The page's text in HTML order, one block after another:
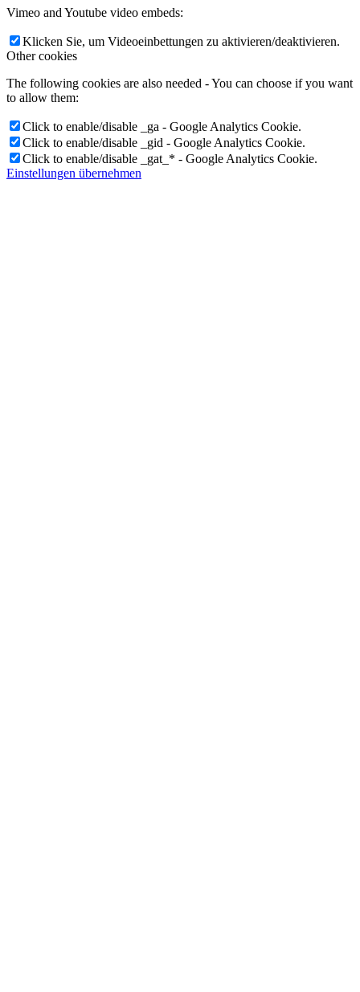
Vimeo and Youtube video embeds:
Klicken Sie, um Videoeinbettungen zu aktivieren/deaktivieren.
Other cookies
The following cookies are also needed - You can choose if you want
to allow them:
Click to enable/disable _ga - Google Analytics Cookie.
Click to enable/disable _gid - Google Analytics Cookie.
Click to enable/disable _gat_* - Google Analytics Cookie.
Einstellungen übernehmen